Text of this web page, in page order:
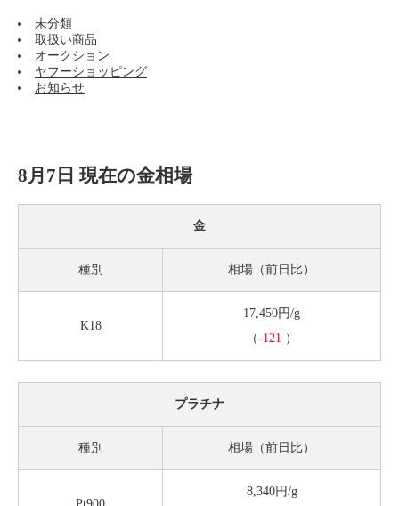
未分類
取扱い商品
オークション
ヤフーショッピング
お知らせ
8月7日 現在の金相場
金
種別 相場（前日比）
K18
17,450円/g
（-121 ）
プラチナ
種別 相場（前日比）
8,340円/g